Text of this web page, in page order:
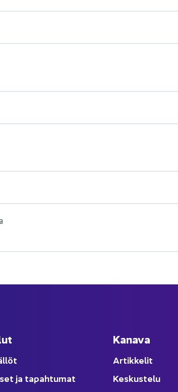
ja ta­pah­tu­mat
Ka­na­va
Ar­tik­ke­lit
Kes­kus­te­lu